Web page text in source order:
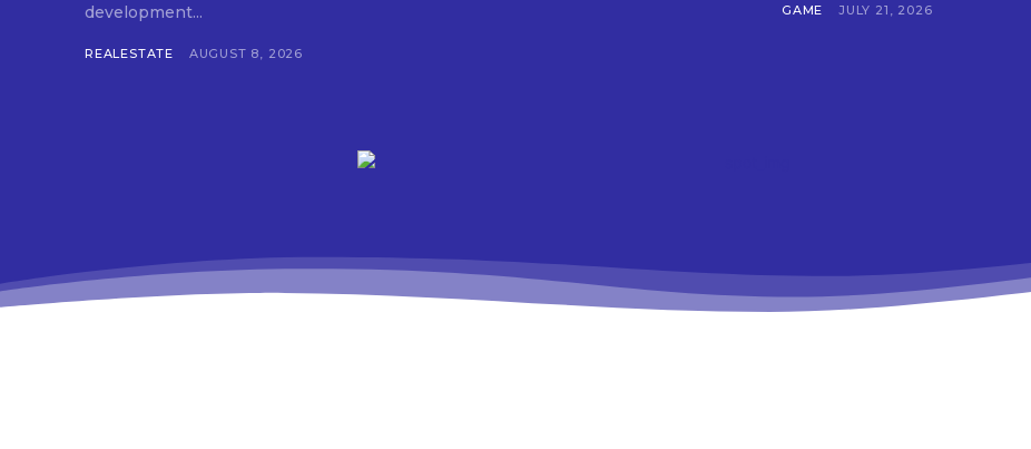
development...
REALESTATE AUGUST 8, 2026
GAME JULY 21, 2026